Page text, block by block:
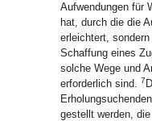
Aufwendungen für
hat, durch die die
erleichtert,
Schaffung eines
solche Wege und
erforderlich sind. 7
gestellt werden,